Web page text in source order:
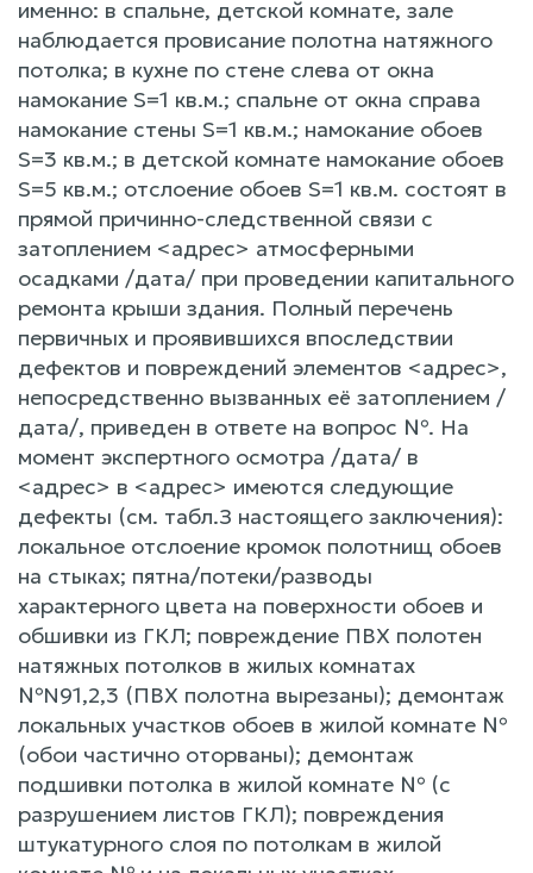
именно: в спальне, детской комнате, зале
наблюдается провисание полотна натяжного
потолка; в кухне по стене слева от окна
намокание S=1 кв.м.; спальне от окна справа
намокание стены S=1 кв.м.; намокание обоев
S=3 кв.м.; в детской комнате намокание обоев
S=5 кв.м.; отслоение обоев S=1 кв.м. состоят в
прямой причинно-следственной связи с
затоплением <адрес> атмосферными
осадками /дата/ при проведении капитального
ремонта крыши здания. Полный перечень
первичных и проявившихся впоследствии
дефектов и повреждений элементов <адрес>,
непосредственно вызванных её затоплением /
дата/, приведен в ответе на вопрос №. На
момент экспертного осмотра /дата/ в
<адрес> в <адрес> имеются следующие
дефекты (см. табл.З настоящего заключения):
локальное отслоение кромок полотнищ обоев
на стыках; пятна/потеки/разводы
характерного цвета на поверхности обоев и
обшивки из ГКЛ; повреждение ПВХ полотен
натяжных потолков в жилых комнатах
№N91,2,3 (ПВХ полотна вырезаны); демонтаж
локальных участков обоев в жилой комнате №
(обои частично оторваны); демонтаж
подшивки потолка в жилой комнате № (с
разрушением листов ГКЛ); повреждения
штукатурного слоя по потолкам в жилой